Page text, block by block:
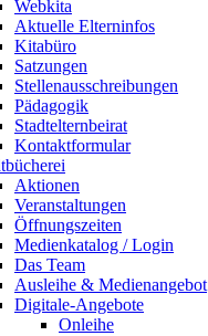
Webkita
Aktuelle Elterninfos
Kitabüro
Satzungen
Stellenausschreibungen
Pädagogik
Stadtelternbeirat
Kontaktformular
Aktionen
Veranstaltungen
Öffnungszeiten
Medienkatalog / Login
Das Team
Ausleihe & Medienangebot
Digitale-Angebote
Onleihe